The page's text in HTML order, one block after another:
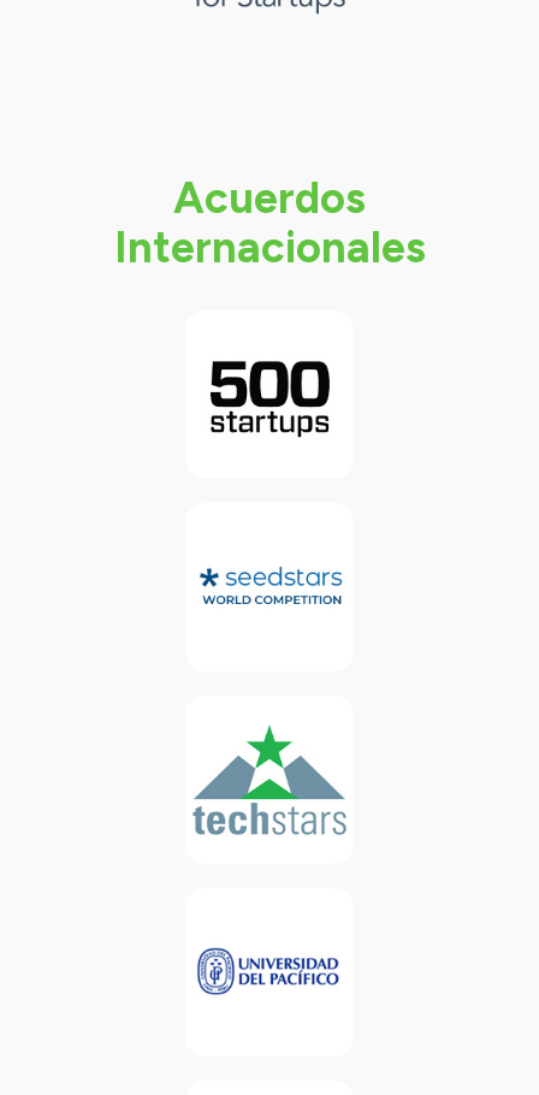
Acuerdos
Internacionales